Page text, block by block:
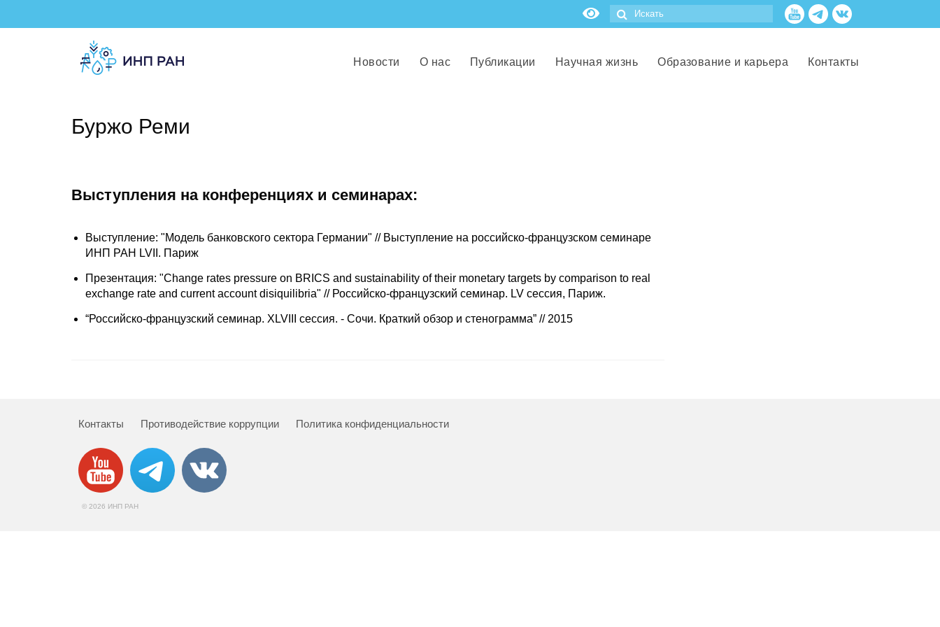
Новости О нас Публикации Научная жизнь Образование и карьера Контакты
Буржо Реми
Выступления на конференциях и семинарах:
Выступление: "Модель банковского сектора Германии" // Выступление на российско-французском семинаре
ИНП РАН LVII. Париж
Презентация: "Change rates pressure on BRICS and sustainability of their monetary targets by comparison to real
exchange rate and current account disiquilibria" // Российско-французский семинар. LV сессия, Париж.
“Российско-французский семинар. XLVIII сессия. - Сочи. Краткий обзор и стенограмма” // 2015
Контакты Противодействие коррупции Политика конфиденциальности
© 2026 ИНП РАН